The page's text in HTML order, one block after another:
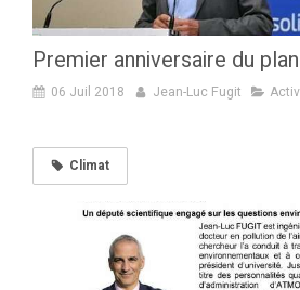
Premier anniversaire du
06 Juil 2018 Jean-Luc Fugit
Climat